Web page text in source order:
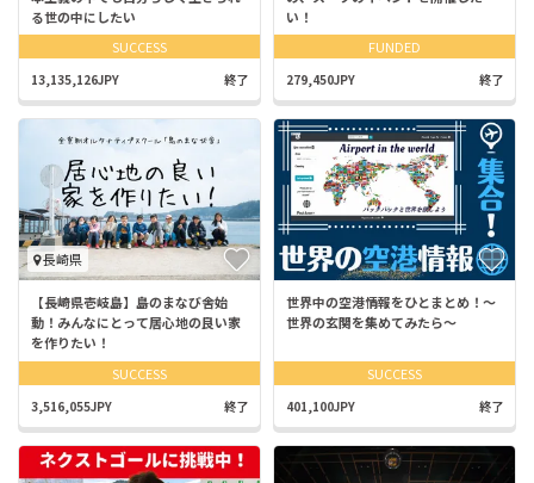
る世の中にしたい
SUCCESS
13,135,126JPY 終了
い！
FUNDED
279,450JPY 終了
長崎県
【長崎県壱岐島】島のまなび舎始
動！みんなにとって居心地の良い家
を作りたい！
SUCCESS
3,516,055JPY 終了
世界中の空港情報をひとまとめ！〜
世界の玄関を集めてみたら〜
SUCCESS
401,100JPY 終了